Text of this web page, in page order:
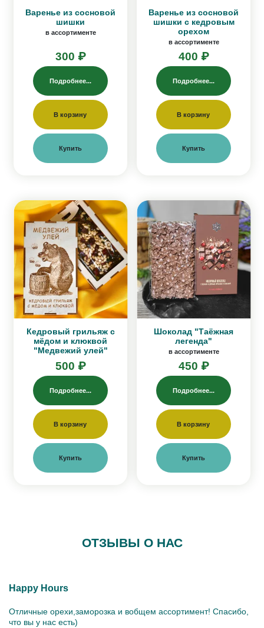
Варенье из сосновой
шишки
в ассортименте
300 ₽
Подробнее...
В корзину
Купить
Варенье из сосновой
шишки с кедровым
орехом
в ассортименте
400 ₽
Подробнее...
В корзину
Купить
Кедровый грильяж с
мёдом и клюквой
"Медвежий улей"
500 ₽
Подробнее...
В корзину
Купить
Шоколад "Таёжная
легенда"
в ассортименте
450 ₽
Подробнее...
В корзину
Купить
ОТЗЫВЫ О НАС
Happy Hours
Отличные орехи,заморозка и вобщем ассортимент! Спасибо,
что вы у нас есть)